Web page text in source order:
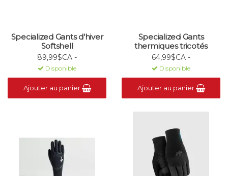
Specialized Gants d'hiver
Softshell
89,99$CA -
Disponible
Ajouter au panier
Specialized Gants
thermiques tricotés
64,99$CA -
Disponible
Ajouter au panier